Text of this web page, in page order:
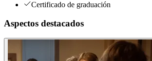
Certificado de graduación
Aspectos destacados